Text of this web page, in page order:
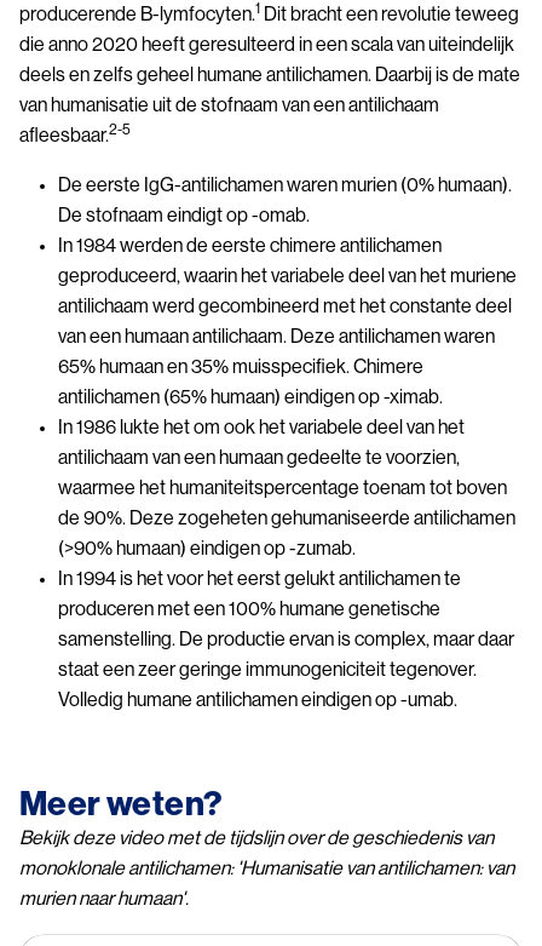
producerende B-lymfocyten.1 Dit bracht een revolutie teweeg
die anno 2020 heeft geresulteerd in een scala van uiteindelijk
deels en zelfs geheel humane antilichamen. Daarbij is de mate
van humanisatie uit de stofnaam van een antilichaam
afleesbaar.2-5
De eerste IgG-antilichamen waren murien (0% humaan).
De stofnaam eindigt op -omab.
In 1984 werden de eerste chimere antilichamen
geproduceerd, waarin het variabele deel van het muriene
antilichaam werd gecombineerd met het constante deel
van een humaan antilichaam. Deze antilichamen waren
65% humaan en 35% muisspecifiek. Chimere
antilichamen (65% humaan) eindigen op -ximab.
In 1986 lukte het om ook het variabele deel van het
antilichaam van een humaan gedeelte te voorzien,
waarmee het humaniteitspercentage toenam tot boven
de 90%. Deze zogeheten gehumaniseerde antilichamen
(>90% humaan) eindigen op -zumab.
In 1994 is het voor het eerst gelukt antilichamen te
produceren met een 100% humane genetische
samenstelling. De productie ervan is complex, maar daar
staat een zeer geringe immunogeniciteit tegenover.
Volledig humane antilichamen eindigen op -umab.
Meer weten?
Bekijk deze video met de tijdslijn over de geschiedenis van
monoklonale antilichamen: 'Humanisatie van antilichamen: van
murien naar humaan'.